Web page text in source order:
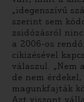
„idegenszívű
szerint sem
zsidózásról
a 2006-os
cikizésével
válaszul. „Nem
de nem
magunkfajták
Azt viszont